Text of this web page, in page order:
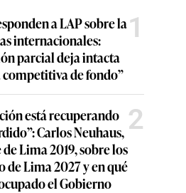
a LAP sobre la
internacionales:
parcial deja intacta
competitiva de fondo”
1
está recuperando
Carlos Neuhaus,
Lima 2019, sobre los
de Lima 2027 y en qué
el Gobierno
2